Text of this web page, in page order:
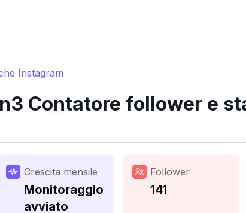
Instagram
Contatore follower e
Crescita mensile
Monitoraggio
avviato
Follower
141